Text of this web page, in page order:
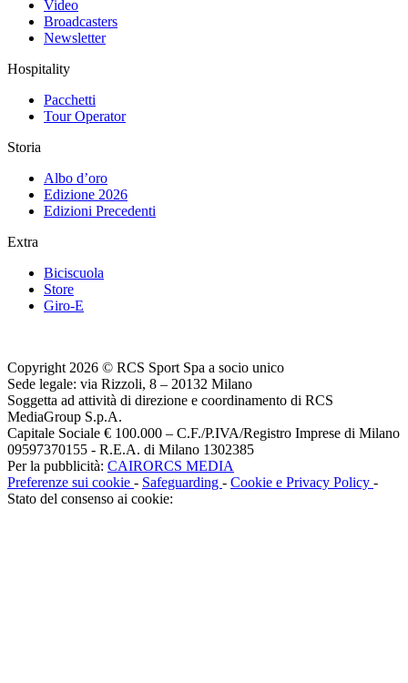
Video
Broadcasters
Newsletter
Hospitality
Pacchetti
Tour Operator
Storia
Albo d’oro
Edizione 2026
Edizioni Precedenti
Extra
Biciscuola
Store
Giro-E
Copyright 2026 © RCS Sport Spa a socio unico
Sede legale: via Rizzoli, 8 – 20132 Milano
Soggetta ad attività di direzione e coordinamento di RCS
MediaGroup S.p.A.
Capitale Sociale € 100.000 – C.F./P.IVA/Registro Imprese di Milano
09597370155 - R.E.A. di Milano 1302385
Per la pubblicità: CAIRORCS MEDIA
Preferenze sui cookie - Safeguarding - Cookie e Privacy Policy -
Stato del consenso ai cookie: